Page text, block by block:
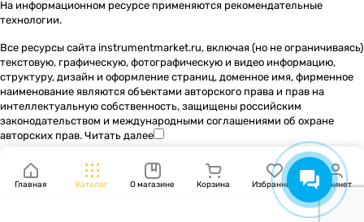
На информационном ресурсе применяются рекомендательные
технологии.
Все ресурсы сайта instrumentmarket.ru, включая (но не ограничиваясь)
текстовую, графическую, фотографическую и видео информацию,
структуру, дизайн и оформление страниц, доменное имя, фирменное
наименование являются объектами авторского права и прав на
интеллектуальную собственность, защищены российским
законодательством и международными соглашениями об охране
авторских прав. Читать далее
Главная Каталог О магазине Корзина Избранные Кабинет